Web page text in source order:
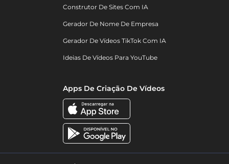
Construtor De Sites Com IA
Gerador De Nome De Empresa
Gerador De Vídeos TikTok Com IA
Ideias De Vídeos Para YouTube
Apps De Criação De Vídeos